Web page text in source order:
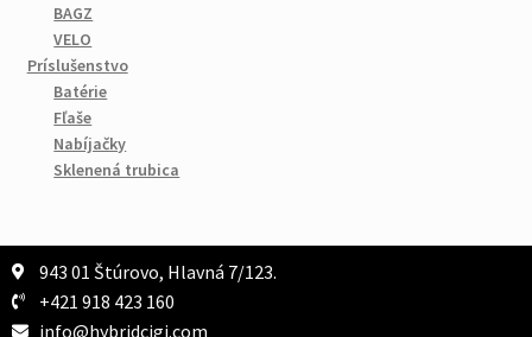
BAGZ
VELO
Príslušenstvo
Batérie
Fľaše
Nabíjačky
Sklenená trubica
943 01 Štúrovo, Hlavná 7/123.
+421 918 423 160
info@hybridcigi.com